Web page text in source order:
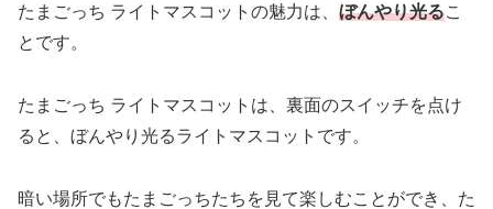
たまごっち ライトマスコットの魅力は、 ぼんやり光るこ
とです。
たまごっち ライトマスコットは、裏面のスイッチを点け
ると、ぼんやり光るライトマスコットです。
暗い場所でもたまごっちたちを見て楽しむことができ、た